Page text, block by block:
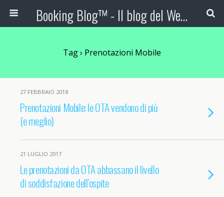
Booking Blog™ - Il blog del Web Marketing Turistico
Tag › Prenotazioni Mobile
27 FEBBRAIO 2018
Prenotazioni Mobile: le OTA vendono di più
(e meglio)
21 LUGLIO 2017
Le prenotazioni da OTA abbassano il livello
di soddisfazione dell’ospite